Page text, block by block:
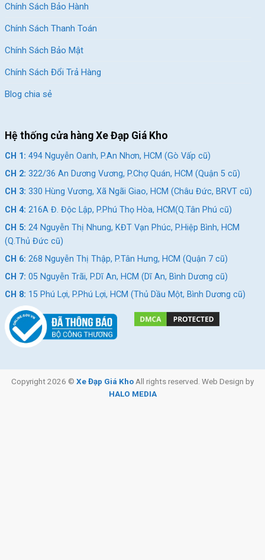
Chính Sách Bảo Hành
Chính Sách Thanh Toán
Chính Sách Bảo Mật
Chính Sách Đổi Trả Hàng
Blog chia sẻ
Hệ thống cửa hàng Xe Đạp Giá Kho
CH 1: 494 Nguyễn Oanh, P.An Nhơn, HCM (Gò Vấp cũ)
CH 2: 322/36 An Dương Vương, P.Chợ Quán, HCM (Quận 5 cũ)
CH 3: 330 Hùng Vương, Xã Ngãi Giao, HCM (Châu Đức, BRVT cũ)
CH 4: 216A Đ. Độc Lập, P.Phú Thọ Hòa, HCM(Q.Tân Phú cũ)
CH 5: 24 Nguyễn Thị Nhung, KĐT Vạn Phúc, P.Hiệp Bình, HCM
(Q.Thủ Đức cũ)
CH 6: 268 Nguyễn Thị Thập, P.Tân Hưng, HCM (Quận 7 cũ)
CH 7: 05 Nguyễn Trãi, P.Dĩ An, HCM (Dĩ An, Bình Dương cũ)
CH 8: 15 Phú Lợi, P.Phú Lợi, HCM (Thủ Dầu Một, Bình Dương cũ)
Copyright 2026 © Xe Đạp Giá KhoAll rights reserved. Web Design by
HALO MEDIA